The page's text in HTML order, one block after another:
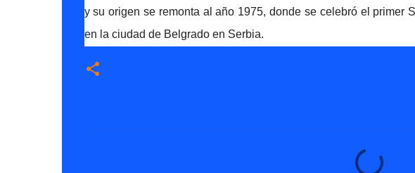
y su origen se remonta al año 1975, donde se celebró el primer
en la ciudad de Belgrado en Serbia.